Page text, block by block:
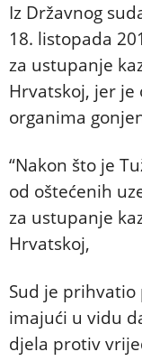
Iz Državnog
18. listopada
za ustupanje
Hrvatskoj, jer
organima
“Nakon što je
od oštećenih
za ustupanje
Hrvatskoj,
Sud je prihvatio
imajući u vidu
djela protiv